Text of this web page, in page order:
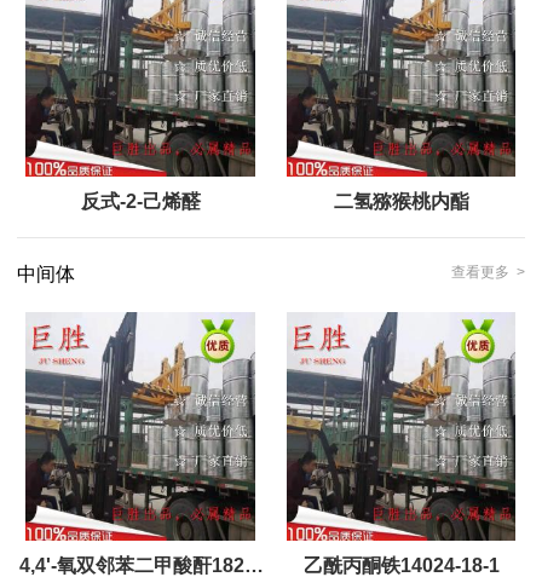
反式-2-己烯醛 二氢猕猴桃内酯
中间体 查看更多 >
4,4'-氧双邻苯二甲酸酐1823- 乙酰丙酮铁14024-18-1